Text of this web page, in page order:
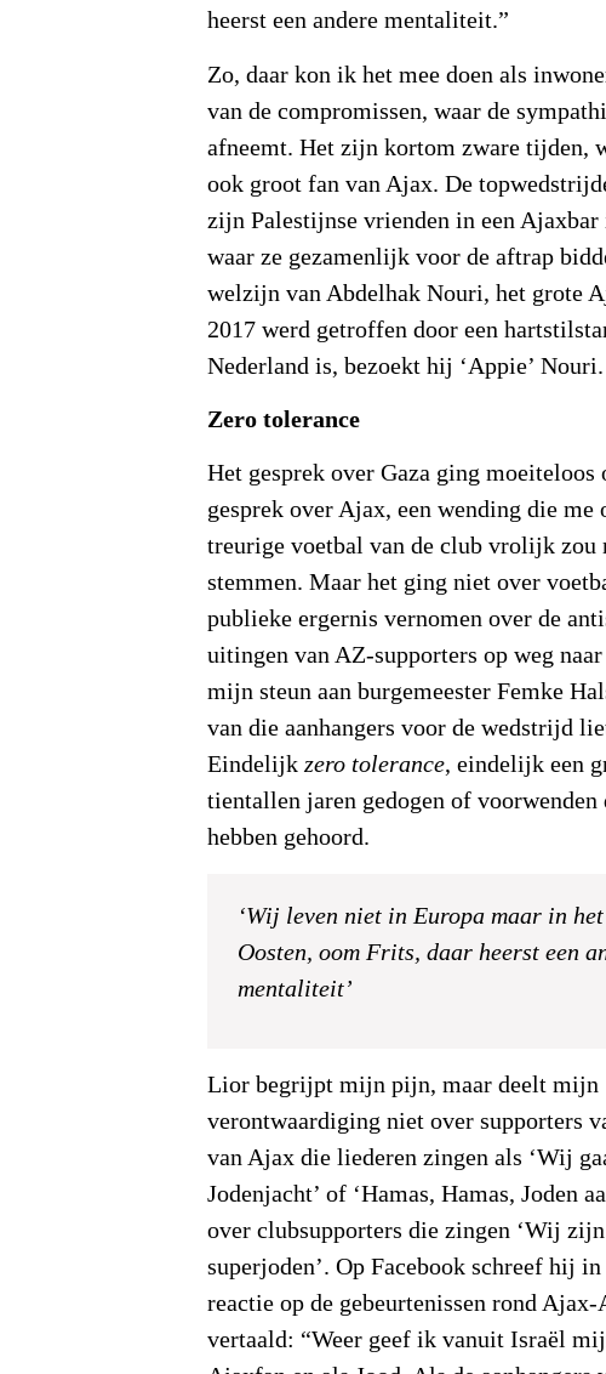
heerst een andere mentaliteit.”
Zo, daar kon ik het mee doen als
van de compromissen, waar de
afneemt. Het zijn kortom zware tijden,
ook groot fan van Ajax. De
zijn Palestijnse vrienden in een
waar ze gezamenlijk voor de aftrap
welzijn van Abdelhak Nouri, het grote
2017 werd getroffen door een
Nederland is, bezoekt hij ‘Appie’ Nouri.
Zero tolerance
Het gesprek over Gaza ging moeiteloos
gesprek over Ajax, een wending die me
treurige voetbal van de club vrolijk zou
stemmen. Maar het ging niet over
publieke ergernis vernomen over de
uitingen van AZ-supporters op weg
mijn steun aan burgemeester Femke
van die aanhangers voor de wedstrijd
Eindelijkzero tolerance, eindelijk een
tientallen jaren gedogen of voorwenden
hebben gehoord.
‘Wij leven niet in Europa maar in
Oosten, oom Frits, daar heerst een
mentaliteit’
Lior begrijpt mijn pijn, maar deelt mijn
verontwaardiging niet over supporters
van Ajax die liederen zingen als ‘Wij
Jodenjacht’ of ‘Hamas, Hamas, Joden
over clubsupporters die zingen ‘Wij
superjoden’. Op Facebook schreef hij
reactie op de gebeurtenissen rond
vertaald: “Weer geef ik vanuit Israël